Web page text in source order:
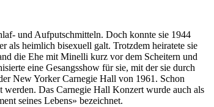
und Aufputschmitteln. Doch konnte sie 1944
als heimlich bisexuell galt. Trotzdem heiratete sie
die Ehe mit Minelli kurz vor dem Scheitern und
eine Gesangsshow für sie, mit der sie durch
New Yorker Carnegie Hall von 1961. Schon
werden. Das Carnegie Hall Konzert wurde auch als
seines Lebens» bezeichnet.